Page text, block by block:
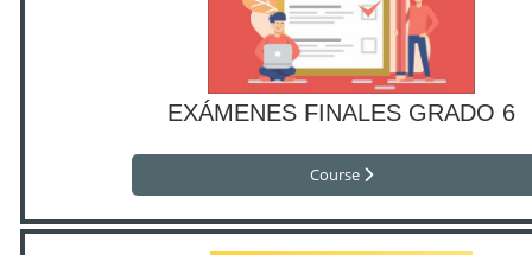
EXÁMENES FINALES GRADO 6
Course